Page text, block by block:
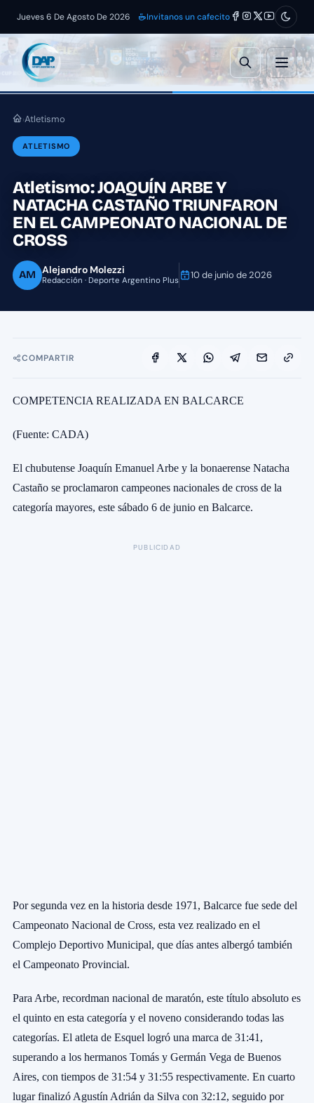
Jueves 6 De Agosto De 2026 Invitanos un cafecito
›Atletismo
ATLETISMO
Atletismo: JOAQUÍN ARBE Y
NATACHA CASTAÑO TRIUNFARON
EN EL CAMPEONATO NACIONAL DE
CROSS
AM Alejandro Molezzi
Redacción · Deporte Argentino Plus 10 de junio de 2026
COMPARTIR
COMPETENCIA REALIZADA EN BALCARCE
(Fuente: CADA)
El chubutense Joaquín Emanuel Arbe y la bonaerense Natacha
Castaño se proclamaron campeones nacionales de cross de la
categoría mayores, este sábado 6 de junio en Balcarce.
PUBLICIDAD
Por segunda vez en la historia desde 1971, Balcarce fue sede del
Campeonato Nacional de Cross, esta vez realizado en el
Complejo Deportivo Municipal, que días antes albergó también
el Campeonato Provincial.
Para Arbe, recordman nacional de maratón, este título absoluto es
el quinto en esta categoría y el noveno considerando todas las
categorías. El atleta de Esquel logró una marca de 31:41,
superando a los hermanos Tomás y Germán Vega de Buenos
Aires, con tiempos de 31:54 y 31:55 respectivamente. En cuarto
lugar finalizó Agustín Adrián da Silva con 32:12, seguido por